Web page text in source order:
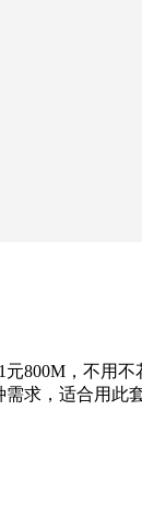
800M，不用
求，适合用